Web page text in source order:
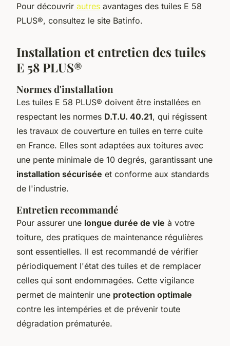
Pour découvrir autres avantages des tuiles E 58
PLUS®, consultez le site Batinfo.
Installation et entretien des tuiles
E 58 PLUS®
Normes d'installation
Les tuiles E 58 PLUS® doivent être installées en
respectant les normes D.T.U. 40.21, qui régissent
les travaux de couverture en tuiles en terre cuite
en France. Elles sont adaptées aux toitures avec
une pente minimale de 10 degrés, garantissant une
installation sécurisée et conforme aux standards
de l'industrie.
Entretien recommandé
Pour assurer une longue durée de vie à votre
toiture, des pratiques de maintenance régulières
sont essentielles. Il est recommandé de vérifier
périodiquement l'état des tuiles et de remplacer
celles qui sont endommagées. Cette vigilance
permet de maintenir une protection optimale
contre les intempéries et de prévenir toute
dégradation prématurée.